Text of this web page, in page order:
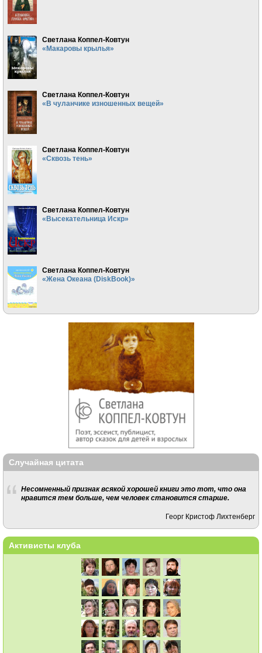
Светлана Коппел-Ковтун
«Макаровы крылья»
Светлана Коппел-Ковтун
«В чуланчике изношенных вещей»
Светлана Коппел-Ковтун
«Сквозь тень»
Светлана Коппел-Ковтун
«Высекательница Искр»
Светлана Коппел-Ковтун
«Жена Океана (DiskBook)»
Случайная цитата
Несомненный признак всякой хорошей книги это тот, что она
нравится тем больше, чем человек становится старше.
Георг Кристоф Лихтенберг
Активисты клуба